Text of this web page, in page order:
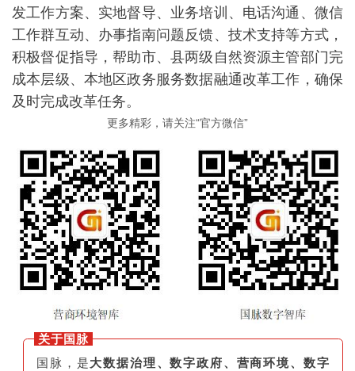
发工作方案、实地督导、业务培训、电话沟通、微信
工作群互动、办事指南问题反馈、技术支持等方式，
积极督促指导，帮助市、县两级自然资源主管部门完
成本层级、本地区政务服务数据融通改革工作，确保
及时完成改革任务。
更多精彩，请关注“官方微信”
关于国脉
国脉，是大数据治理、数字政府、营商环境、数字